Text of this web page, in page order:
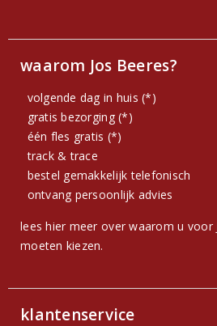
waarom Jos Beeres?
volgende dag in huis (*)
gratis bezorging (*)
één fles gratis (*)
track & trace
bestel gemakkelijk telefonisch
ontvang persoonlijk advies
lees hier meer over waarom u voor
moeten kiezen.
klantenservice